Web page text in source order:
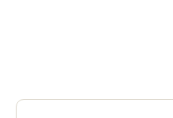
Belgium